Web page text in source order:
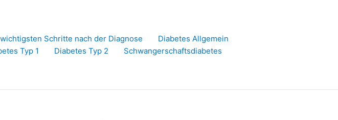
Schritte nach der Diagnose
Diabetes Allgemein
Typ 1
Diabetes Typ 2 Schwangerschaftsdiabetes